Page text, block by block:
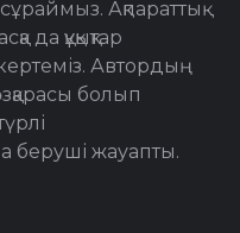
Ақпараттық
да құқықтар
Автордың
болып
беруші жауапты.